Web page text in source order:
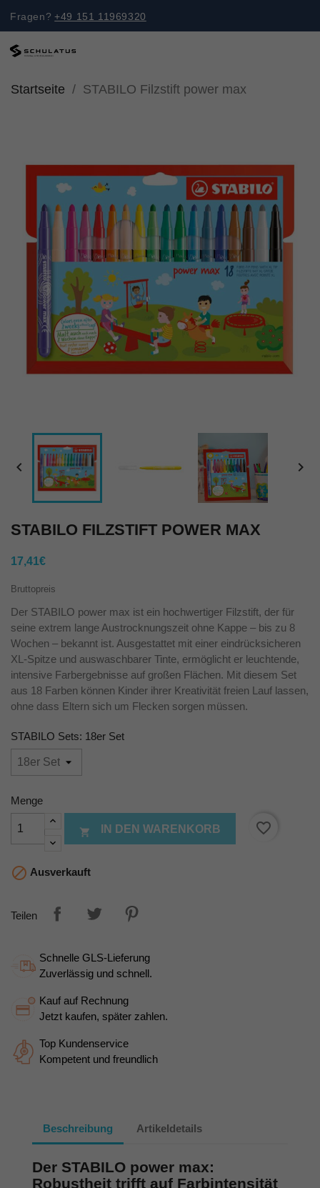
Fragen? +49 151 11969320
Startseite STABILO Filzstift power max
 
STABILO FILZSTIFT POWER MAX
17,41€
Bruttopreis
Der STABILO power max ist ein hochwertiger Filzstift, der für
seine extrem lange Austrocknungszeit ohne Kappe – bis zu 8
Wochen – bekannt ist. Ausgestattet mit einer eindrücksicheren
XL-Spitze und auswaschbarer Tinte, ermöglicht er leuchtende,
intensive Farbergebnisse auf großen Flächen. Mit diesem Set
aus 18 Farben können Kinder ihrer Kreativität freien Lauf lassen,
ohne dass Eltern sich um Flecken sorgen müssen.
STABILO Sets: 18er Set
Menge
 IN DEN WARENKORB favorite_border
 Ausverkauft
Teilen
Schnelle GLS-Lieferung
Zuverlässig und schnell.
Kauf auf Rechnung
Jetzt kaufen, später zahlen.
Top Kundenservice
Kompetent und freundlich
Beschreibung Artikeldetails
Der STABILO power max:
Robustheit trifft auf Farbintensität